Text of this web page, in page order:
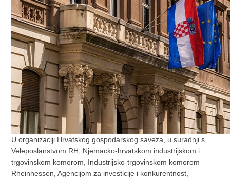
U organizaciji Hrvatskog gospodarskog saveza, u suradnji s
Veleposlanstvom RH, Njemacko-hrvatskom industrijskom i
trgovinskom komorom, Industrijsko-trgovinskom komorom
Rheinhessen, Agencijom za investicije i konkurentnost,